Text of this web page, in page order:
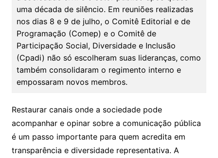
uma década de silêncio. Em reuniões realizadas
nos dias 8 e 9 de julho, o Comitê Editorial e de
Programação (Comep) e o Comitê de
Participação Social, Diversidade e Inclusão
(Cpadi) não só escolheram suas lideranças, como
também consolidaram o regimento interno e
empossaram novos membros.
Restaurar canais onde a sociedade pode
acompanhar e opinar sobre a comunicação pública
é um passo importante para quem acredita em
transparência e diversidade representativa. A